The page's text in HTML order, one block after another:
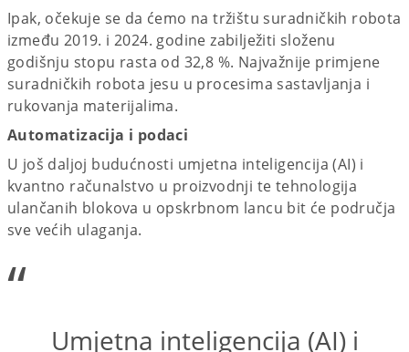
Ipak, očekuje se da ćemo na tržištu suradničkih robota
između 2019. i 2024. godine zabilježiti složenu
godišnju stopu rasta od 32,8 %. Najvažnije primjene
suradničkih robota jesu u procesima sastavljanja i
rukovanja materijalima.
Automatizacija i podaci
U još daljoj budućnosti umjetna inteligencija (AI) i
kvantno računalstvo u proizvodnji te tehnologija
ulančanih blokova u opskrbnom lancu bit će područja
sve većih ulaganja.
“
Umjetna inteligencija (AI) i